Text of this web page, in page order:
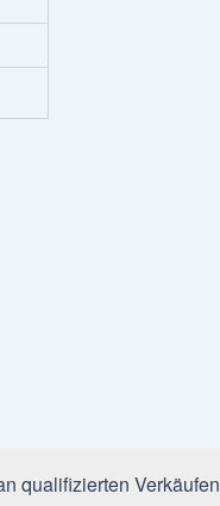
qualifizierten